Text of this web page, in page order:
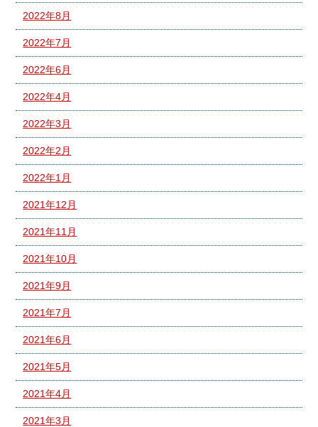
2022年8月
2022年7月
2022年6月
2022年4月
2022年3月
2022年2月
2022年1月
2021年12月
2021年11月
2021年10月
2021年9月
2021年7月
2021年6月
2021年5月
2021年4月
2021年3月